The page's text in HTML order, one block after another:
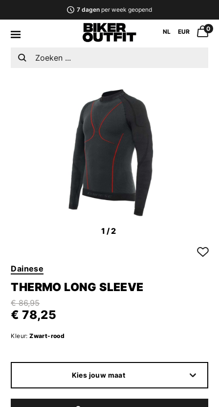
7 dagenper week geopend
NL EUR 0
1/2
Dainese
THERMO LONG SLEEVE
€ 86,95
€ 78,25
Kleur: Zwart-rood
Kies jouw maat